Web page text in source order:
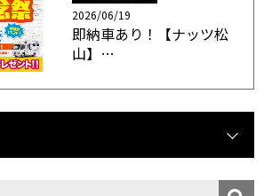
2026/06/19
即納車あり！【ナッツ松
山】…